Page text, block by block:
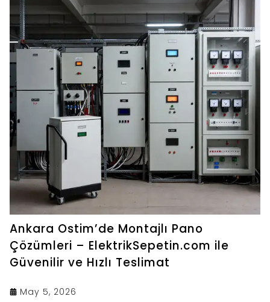
Ankara Ostim’de Montajlı Pano
Çözümleri – ElektrikSepetin.com ile
Güvenilir ve Hızlı Teslimat
May 5, 2026